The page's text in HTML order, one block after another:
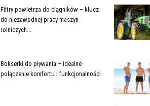
Filtry powietrza do ciągników – klucz
do niezawodnej pracy maszyn
rolniczych...
Bokserki do pływania – idealne
połączenie komfortu i funkcjonalności